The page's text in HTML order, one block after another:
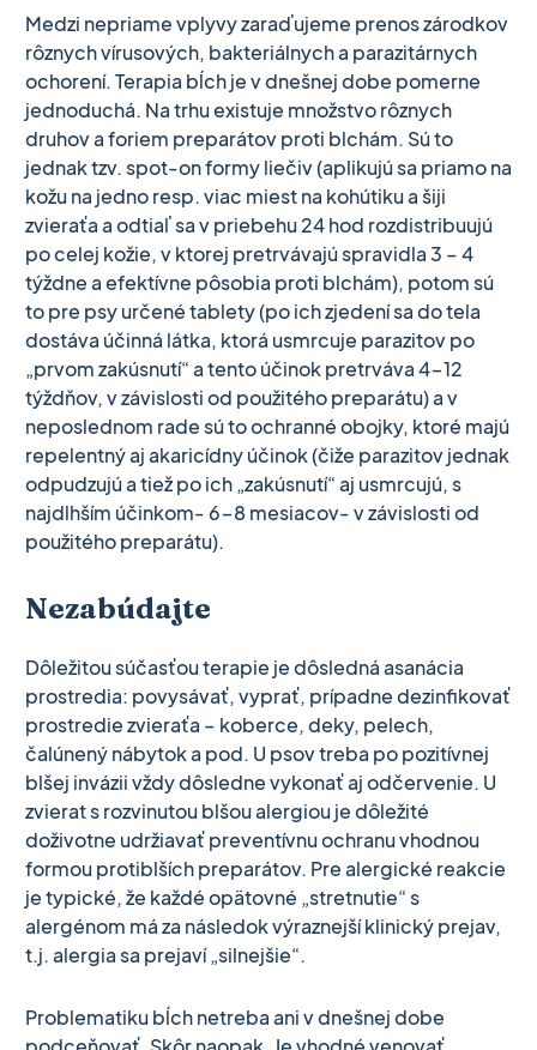
Medzi nepriame vplyvy zaraďujeme prenos zárodkov
rôznych vírusových, bakteriálnych a parazitárnych
ochorení. Terapia bĺch je v dnešnej dobe pomerne
jednoduchá. Na trhu existuje množstvo rôznych
druhov a foriem preparátov proti blchám. Sú to
jednak tzv. spot-on formy liečiv (aplikujú sa priamo na
kožu na jedno resp. viac miest na kohútiku a šiji
zvieraťa a odtiaľ sa v priebehu 24 hod rozdistribuujú
po celej kožie, v ktorej pretrvávajú spravidla 3 – 4
týždne a efektívne pôsobia proti blchám), potom sú
to pre psy určené tablety (po ich zjedení sa do tela
dostáva účinná látka, ktorá usmrcuje parazitov po
„prvom zakúsnutí“ a tento účinok pretrváva 4-12
týždňov, v závislosti od použitého preparátu) a v
neposlednom rade sú to ochranné obojky, ktoré majú
repelentný aj akaricídny účinok (čiže parazitov jednak
odpudzujú a tiež po ich „zakúsnutí“ aj usmrcujú, s
najdlhším účinkom- 6-8 mesiacov- v závislosti od
použitého preparátu).
Nezabúdajte
Dôležitou súčasťou terapie je dôsledná asanácia
prostredia: povysávať, vyprať, prípadne dezinfikovať
prostredie zvieraťa – koberce, deky, pelech,
čalúnený nábytok a pod. U psov treba po pozitívnej
blšej invázii vždy dôsledne vykonať aj odčervenie. U
zvierat s rozvinutou blšou alergiou je dôležité
doživotne udržiavať preventívnu ochranu vhodnou
formou protiblších preparátov. Pre alergické reakcie
je typické, že každé opätovné „stretnutie“ s
alergénom má za následok výraznejší klinický prejav,
t.j. alergia sa prejaví „silnejšie“.
Problematiku bĺch netreba ani v dnešnej dobe